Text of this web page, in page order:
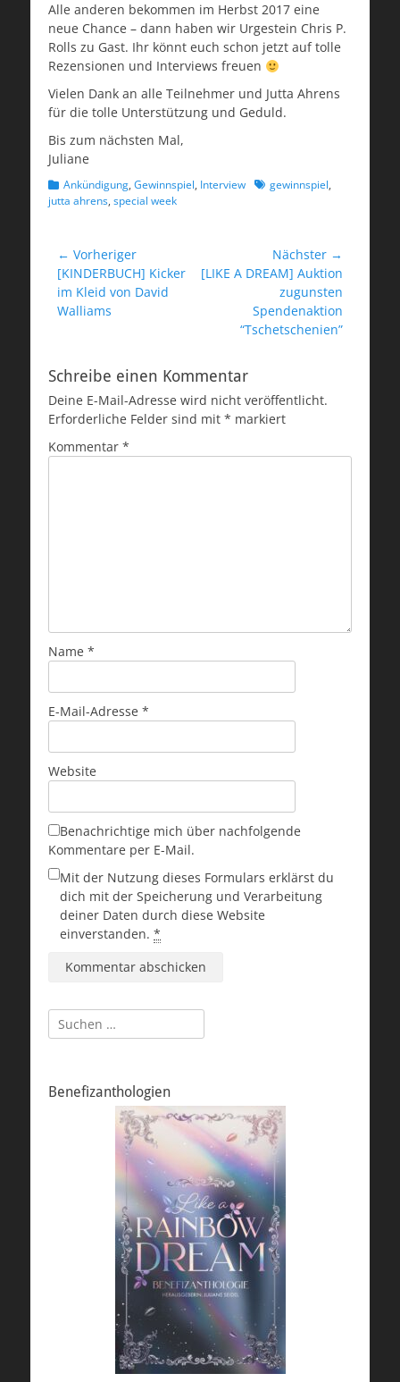
Alle anderen bekommen im Herbst 2017 eine
neue Chance – dann haben wir Urgestein Chris P.
Rolls zu Gast. Ihr könnt euch schon jetzt auf tolle
Rezensionen und Interviews freuen
Vielen Dank an alle Teilnehmer und Jutta Ahrens
für die tolle Unterstützung und Geduld.
Bis zum nächsten Mal,
Juliane
Kategorien
Ankündigung, Gewinnspiel, Interview Schlagworte
gewinnspiel,
jutta ahrens, special week
Beitragsnavigation
← Vorheriger
Vorheriger
Beitrag:
[KINDERBUCH] Kicker
im Kleid von David
Walliams
Nächster →
Nächster
[LIKE A DREAM] Auktion
zugunsten
Spendenaktion
“Tschetschenien”
Schreibe einen Kommentar
Deine E-Mail-Adresse wird nicht veröffentlicht.
Erforderliche Felder sind mit * markiert
Kommentar *
Name *
E-Mail-Adresse *
Website
Benachrichtige mich über nachfolgende
Kommentare per E-Mail.
Mit der Nutzung dieses Formulars erklärst du
dich mit der Speicherung und Verarbeitung
deiner Daten durch diese Website
einverstanden. *
Suchen
nach:
Benefizanthologien